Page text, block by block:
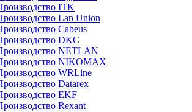
ITK
Lan Union
Cabeus
DKC
NETLAN
NIKOMAX
WRLine
Datarex
EKF
Rexant